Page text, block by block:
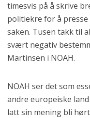
timesvis på å skrive
politiekre for å presse
saken. Tusen takk til
svært negativ
Martinsen i NOAH.
NOAH ser det som
andre europeiske
latt sin mening bli